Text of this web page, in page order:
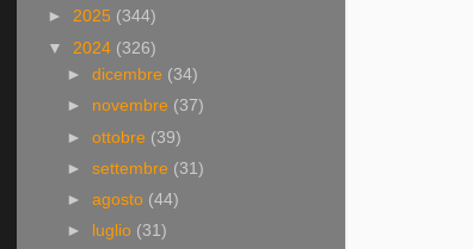
► 2025 (344)
▼ 2024 (326)
►dicembre (34)
► novembre (37)
►ottobre (39)
►settembre (31)
►agosto (44)
►
luglio (31)